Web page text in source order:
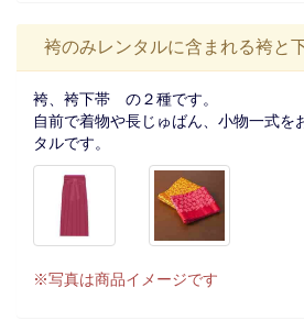
袴のみレンタルに含まれる袴と
袴、袴下帯 の２種です。
自前で着物や長じゅばん、小物一式を
タルです。
※写真は商品イメージです